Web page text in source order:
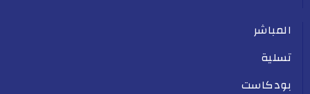
المباشر
تسلية
بودكاست